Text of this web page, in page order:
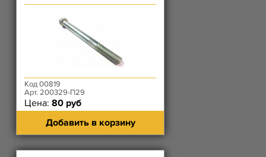
Код 00819
Арт. 200329-П29
Цена: 80 руб
Добавить в корзину